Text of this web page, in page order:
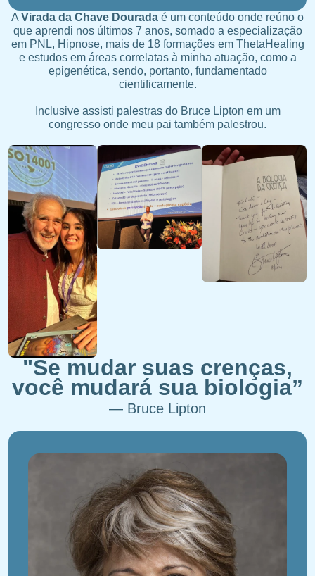
AVirada da Chave Dourada é um conteúdo onde reúno o
que aprendi nos últimos 7 anos, somado a especialização
em PNL, Hipnose, mais de 18 formações em ThetaHealing
e estudos em áreas correlatas à minha atuação, como a
epigenética, sendo, portanto, fundamentado
cientificamente.
Inclusive assisti palestras do Bruce Lipton em um
congresso onde meu pai também palestrou.
"Se mudar suas crenças,
você mudará sua biologia”
— Bruce Lipton